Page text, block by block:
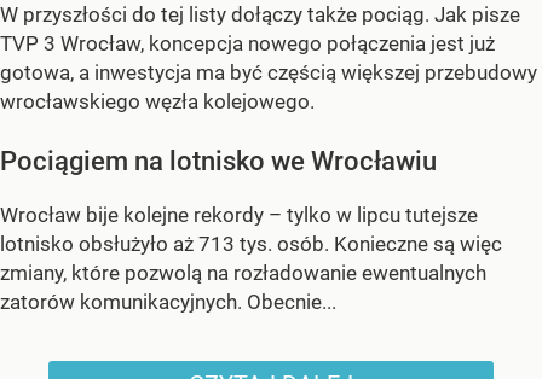
W przyszłości do tej listy dołączy także pociąg. Jak pisze
TVP 3 Wrocław, koncepcja nowego połączenia jest już
gotowa, a inwestycja ma być częścią większej przebudowy
wrocławskiego węzła kolejowego.
Pociągiem na lotnisko we Wrocławiu
Wrocław bije kolejne rekordy – tylko w lipcu tutejsze
lotnisko obsłużyło aż 713 tys. osób. Konieczne są więc
zmiany, które pozwolą na rozładowanie ewentualnych
zatorów komunikacyjnych. Obecnie...